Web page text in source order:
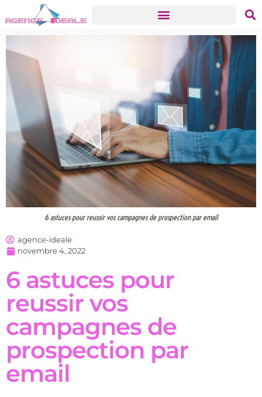
6 astuces pour reussir vos campagnes de prospection par email
agence-ideale
novembre 4, 2022
6 astuces pour
reussir vos
campagnes de
prospection par
email